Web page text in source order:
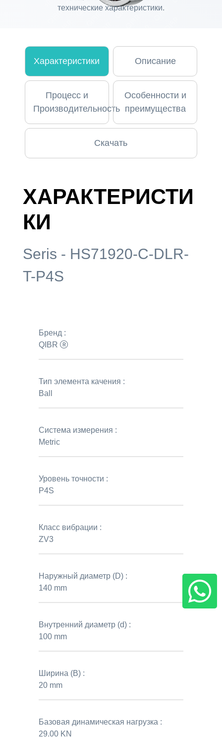
технические характеристики.
Характеристики Описание
Процесс и
Производительность
Особенности и
преимущества
Скачать
ХАРАКТЕРИСТИ
КИ
Seris - HS71920-C-DLR-
T-P4S
Бренд :
QIBR
Тип элемента качения :
Ball
Система измерения :
Metric
Уровень точности :
P4S
Класс вибрации :
ZV3
Наружный диаметр (D) :
140 mm
Внутренний диаметр (d) :
100 mm
Ширина (B) :
20 mm
Базовая динамическая нагрузка :
29.00 KN